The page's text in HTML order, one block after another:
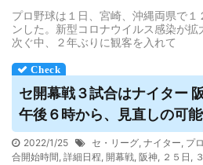
プロ野球は１日、宮崎、沖縄両県で１
ンした。新型コロナウイルス感染が
次ぐ中、２年ぶりに観客を入れて
セ開幕戦３試合はナイター
午後６時から、見直しの可
2022/1/25 セ・リーグ, ナイター, プ
合開始時間, 詳細日程, 開幕戦, 阪神, ２５日 ,